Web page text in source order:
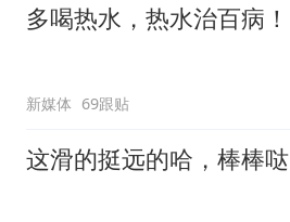
多喝热水，热水治百病！
新媒体 69跟贴
这滑的挺远的哈，棒棒哒